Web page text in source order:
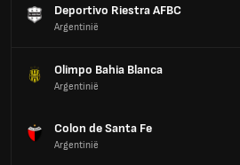
Deportivo Riestra AFBC
Argentinië
Olimpo Bahia Blanca
Argentinië
Colon de Santa Fe
Argentinië